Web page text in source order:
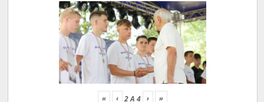
« ‹ 2A 4 › »